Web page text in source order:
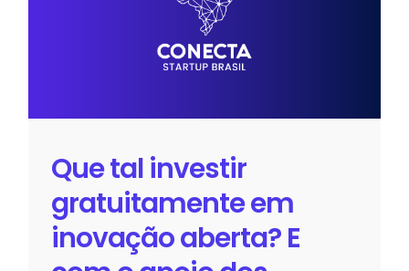
Que tal investir gratuitamente em
inovação aberta? E com o apoio
dos melhores especialistas?
Que tal investir
gratuitamente em
inovação aberta? E